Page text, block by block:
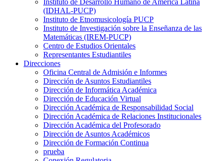
Instituto de Desarrollo Humano de América Latina
(IDHAL-PUCP)
Instituto de Etnomusicología PUCP
Instituto de Investigación sobre la Enseñanza de las
Matemáticas (IREM-PUCP)
Centro de Estudios Orientales
Representantes Estudiantiles
Direcciones
Oficina Central de Admisión e Informes
Dirección de Asuntos Estudiantiles
Dirección de Informática Académica
Dirección de Educación Virtual
Dirección Académica de Responsabilidad Social
Dirección Académica de Relaciones Institucionales
Dirección Académica del Profesorado
Dirección de Asuntos Académicos
Dirección de Formación Continua
prueba